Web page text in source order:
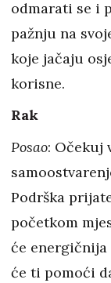
odmarati se i
pažnju na
koje jačaju
korisne.
Rak
Posao: Očekuj
Podrška
početkom
će
će ti pomoći